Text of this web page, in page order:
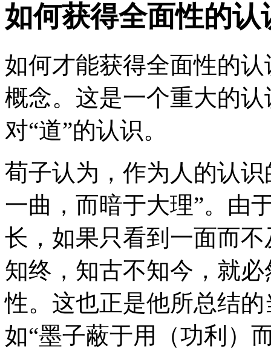
如何获得全面性的认
如何才能获得全面性的
概念。这是一个重大的
对“道”的认识。
荀子认为，作为人的认
一曲，而暗于大理”。由
长，如果只看到一面而
知终，知古不知今，就
性。这也正是他所总结
如“墨子蔽于用（功利）